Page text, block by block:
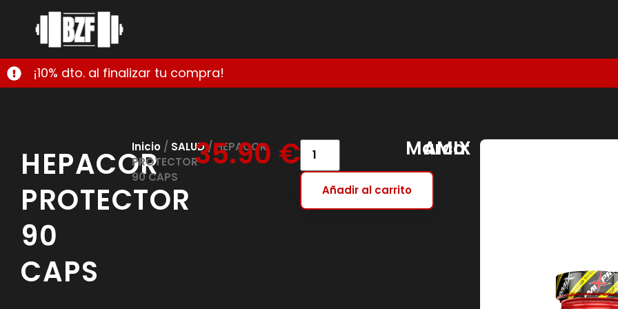
¡10% dto. al finalizar tu compra!
HEPACOR
PROTECTOR
90
CAPS
Inicio/ SALUD/ HEPACOR
PROTECTOR
90 CAPS
35.90 €
Añadir al carrito
Marca:
AMIX